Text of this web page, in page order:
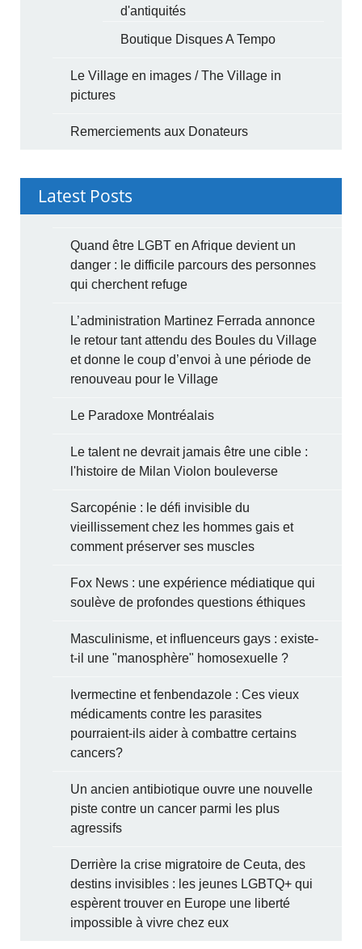
d'antiquités
Boutique Disques A Tempo
Le Village en images / The Village in
pictures
Remerciements aux Donateurs
Latest Posts
Quand être LGBT en Afrique devient un
danger : le difficile parcours des personnes
qui cherchent refuge
L’administration Martinez Ferrada annonce
le retour tant attendu des Boules du Village
et donne le coup d’envoi à une période de
renouveau pour le Village
Le Paradoxe Montréalais
Le talent ne devrait jamais être une cible :
l'histoire de Milan Violon bouleverse
Sarcopénie : le défi invisible du
vieillissement chez les hommes gais et
comment préserver ses muscles
Fox News : une expérience médiatique qui
soulève de profondes questions éthiques
Masculinisme, et influenceurs gays : existe-
t-il une "manosphère" homosexuelle ?
Ivermectine et fenbendazole : Ces vieux
médicaments contre les parasites
pourraient-ils aider à combattre certains
cancers?
Un ancien antibiotique ouvre une nouvelle
piste contre un cancer parmi les plus
agressifs
Derrière la crise migratoire de Ceuta, des
destins invisibles : les jeunes LGBTQ+ qui
espèrent trouver en Europe une liberté
impossible à vivre chez eux